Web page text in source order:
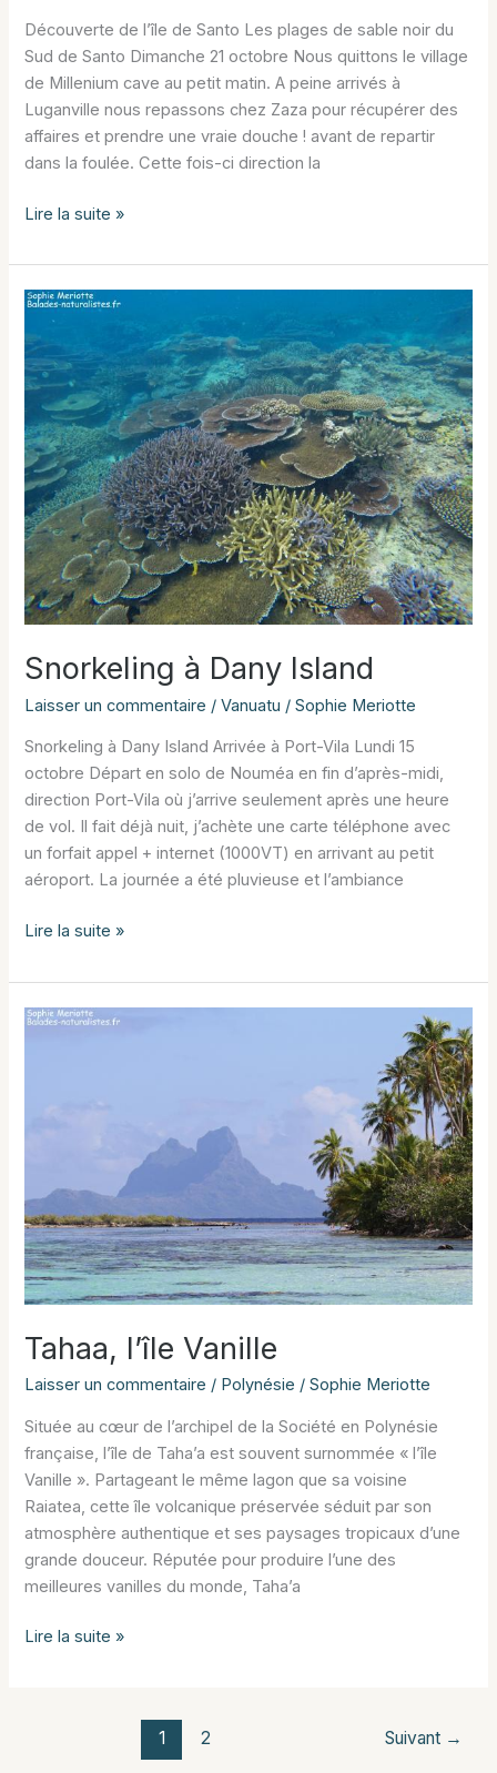
Découverte de l’île de Santo Les plages de sable noir du
Sud de Santo Dimanche 21 octobre Nous quittons le village
de Millenium cave au petit matin. A peine arrivés à
Luganville nous repassons chez Zaza pour récupérer des
affaires et prendre une vraie douche ! avant de repartir
dans la foulée. Cette fois-ci direction la
Découverte
l’île
de
Santo
Lire la suite »
Snorkeling à Dany Island
Laisser un commentaire /Vanuatu /Sophie Meriotte
Snorkeling à Dany Island Arrivée à Port-Vila Lundi 15
octobre Départ en solo de Nouméa en fin d’après-midi,
direction Port-Vila où j’arrive seulement après une heure
de vol. Il fait déjà nuit, j’achète une carte téléphone avec
un forfait appel + internet (1000VT) en arrivant au petit
aéroport. La journée a été pluvieuse et l’ambiance
Snorkeling
Dany
Island
Lire la suite »
Tahaa, l’île Vanille
Laisser un commentaire / Polynésie /Sophie Meriotte
Située au cœur de l’archipel de la Société en Polynésie
française, l’île de Taha’a est souvent surnommée « l’île
Vanille ». Partageant le même lagon que sa voisine
Raiatea, cette île volcanique préservée séduit par son
atmosphère authentique et ses paysages tropicaux d’une
grande douceur. Réputée pour produire l’une des
meilleures vanilles du monde, Taha’a
Tahaa,
Lire la suite »
1 2 Suivant →